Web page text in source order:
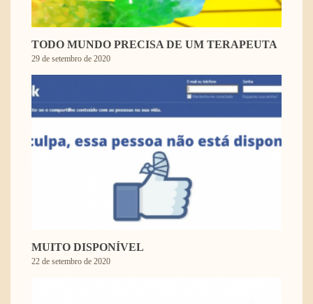
TODO MUNDO PRECISA DE UM TERAPEUTA
29 de setembro de 2020
MUITO DISPONÍVEL
22 de setembro de 2020